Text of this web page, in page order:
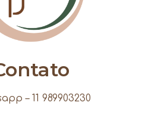
– 11 989903230